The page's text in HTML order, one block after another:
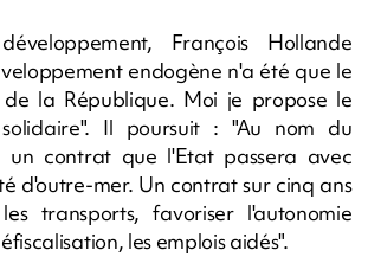
François Hollande
endogène n'a été que le
de la République. Moi je propose le
solidaire". Il poursuit : "Au nom du
contrat que l'Etat passera avec
d'outre-mer. Un contrat sur cinq ans
transports, favoriser l'autonomie
les emplois aidés".